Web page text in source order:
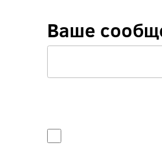
Ваше